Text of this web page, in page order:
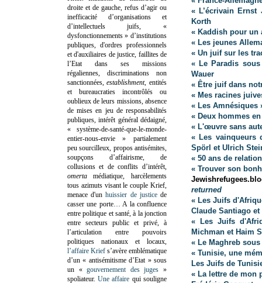
« L’écrivain
Korth
« Kaddish pour un
« Les jeunes
« Un juif sur les
« Le Paradis
Wauer
« Être juif dans
« Mes racines
« Les Amnésiques
« Deux hommes
« L'œuvre sans
« Les vainqueurs
Spörl et Ulrich
« 50 ans de
« Trouver son
returned
« Les Juifs
Claude Santiago
« Les Juifs
Michman et Haim
« Le Maghreb
« Tunisie, une
Les Juifs de
« La lettre de mon
droite et de gauche, refus d’agir ou
inefficacité d’organisations et
d’intellectuels juifs, «
dysfonctionnements » d’institutions
publiques, d'ordres professionnels
et d'auxiliaires de justice, faillites de
l’Etat dans ses missions
régaliennes, discriminations non
sanctionnées,establishment, entités
et bureaucraties incontrôlés ou
oublieux de leurs missions, absence
de mises en jeu de responsabilités
publiques, intérêt général dédaigné,
« système-de-santé-que-le-monde-
entier-nous-envie » partialement
peu sourcilleux, propos antisémites,
soupçons d’affairisme, de
collusions et de conflits d’intérêt,
omertamédiatique, harcèlements
tous azimuts visant le couple Krief,
menace d'unhuissier de justicede
casser une porte… A la confluence
entre politique et santé, à la jonction
entre secteurs public et privé, à
l’articulation entre pouvoirs
politiques nationaux et locaux,
l’affaire Krief s’avère emblématique
d’un « antisémitisme d’Etat » sous
un «gouvernement des juges »
spoliateur.Une affaire qui souligne